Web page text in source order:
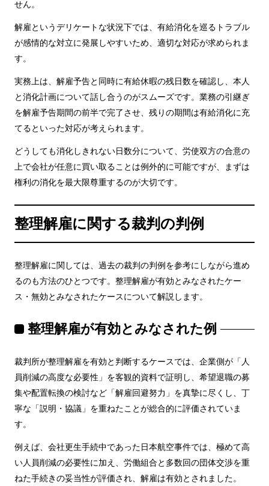
せん。
解雇というデリケートな状況下では、有給消化を巡るトラブル
が感情的な対立に発展しやすいため、適切な対応が求められま
す。
実務上は、解雇予告と同時に有給休暇の残日数を確認し、本人
と消化計画について話し合うのがスムーズです。業務の引継ぎ
を解雇予告期間の前半で完了させ、残りの期間は有給消化に充
てるといった対応が考えられます。
どうしても消化しきれない日数分について、労使双方の合意の
上で会社が任意に買い取ることは例外的に可能ですが、まずは
権利の消化を最大限尊重するのが大切です。
整理解雇に関する裁判の判例
整理解雇に関しては、過去の裁判の判例を参考にしながら進め
るのも方法のひとつです。整理解雇が有効とみなされたケー
ス・無効とみなされたケースについて解説します。
整理解雇が有効とみなされた例
裁判所が整理解雇を有効と判断するケースでは、企業側が「人
員削減の高度な必要性」を客観的資料で証明し、希望退職の募
集や配置転換の検討など「解雇回避努力」を真摯に尽くし、丁
寧な「説明・協議」を重ねたことが総合的に評価されていま
す。
例えば、会社更生手続中であった日本航空事件では、極めて高
い人員削減の必要性に加え、労働組合と多数回の団体交渉を重
ねた手続きの妥当性が評価され、解雇は有効とされました。